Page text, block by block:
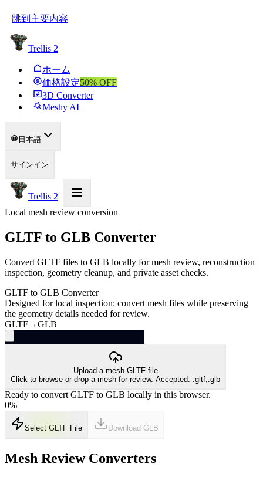
跳到主要内容
Trellis 2
ホーム
価格設定50% OFF
3D Converter
Meshy AI
日本語
サインイン
Trellis 2
Local mesh review conversion
GLTF to GLB Converter
Convert GLTF files to GLB locally for mesh review, reconstruction
inspection, geometry cleanup, and private asset checks.
GLTF to GLB Converter
Designed for local inspection: convert mesh files while preserving
the geometry details needed for review.
GLTF→GLB
Upload a mesh GLTF file
Click to browse or drop a mesh for review. Accepted: .gltf,.glb
Ready to convert GLTF to GLB locally in this browser.
0%
Select GLTF File Download GLB
Mesh Review Converters